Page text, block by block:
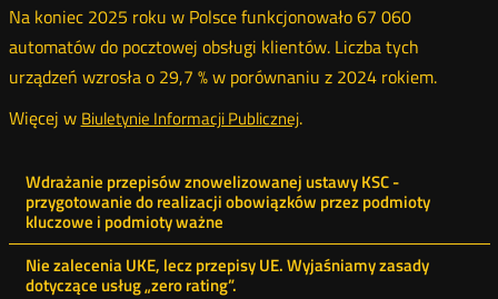
Menu
ostatnie
aktualności
Wdrażanie przepisów znowelizowanej ustawy KSC -
przygotowanie do realizacji obowiązków przez podmioty
kluczowe i podmioty ważne
Nie zalecenia UKE, lecz przepisy UE. Wyjaśniamy zasady
dotyczące usług „zero rating”.
Na koniec 2025 roku w Polsce funkcjonowało 67 060
automatów do pocztowej obsługi klientów. Liczba tych
urządzeń wzrosła o 29,7 % w porównaniu z 2024 rokiem.
Więcej w Biuletynie Informacji Publicznej.